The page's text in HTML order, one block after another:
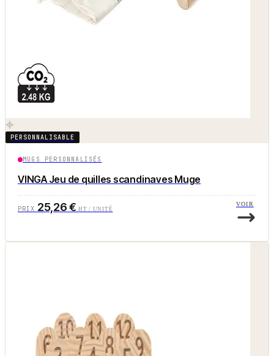
PERSONNALISABLE
MUGS PERSONNALISÉS
VINGA Jeu de quilles scandinaves Muge
PRIX 25,26 €HT / UNITÉ
VOIR